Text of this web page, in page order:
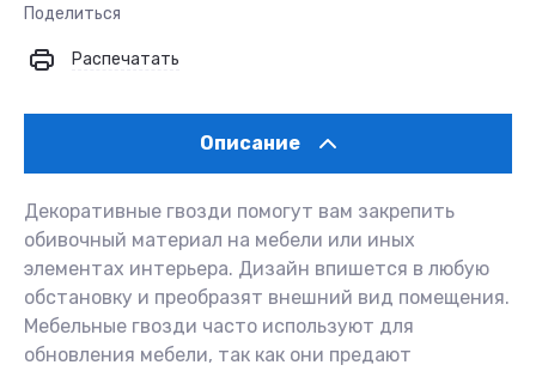
Поделиться
Распечатать
Описание
Декоративные гвозди помогут вам закрепить
обивочный материал на мебели или иных
элементах интерьера. Дизайн впишется в любую
обстановку и преобразят внешний вид помещения.
Мебельные гвозди часто используют для
обновления мебели, так как они предают